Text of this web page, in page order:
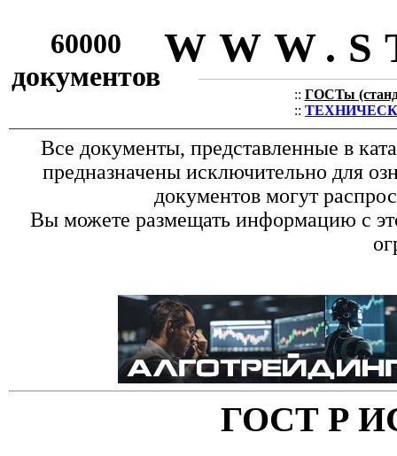
60000
документов
:: ГОСТы
::
Все документы, представленные в
предназначены исключительно для
документов могут
Вы можете размещать информацию с
ГОСТ Р